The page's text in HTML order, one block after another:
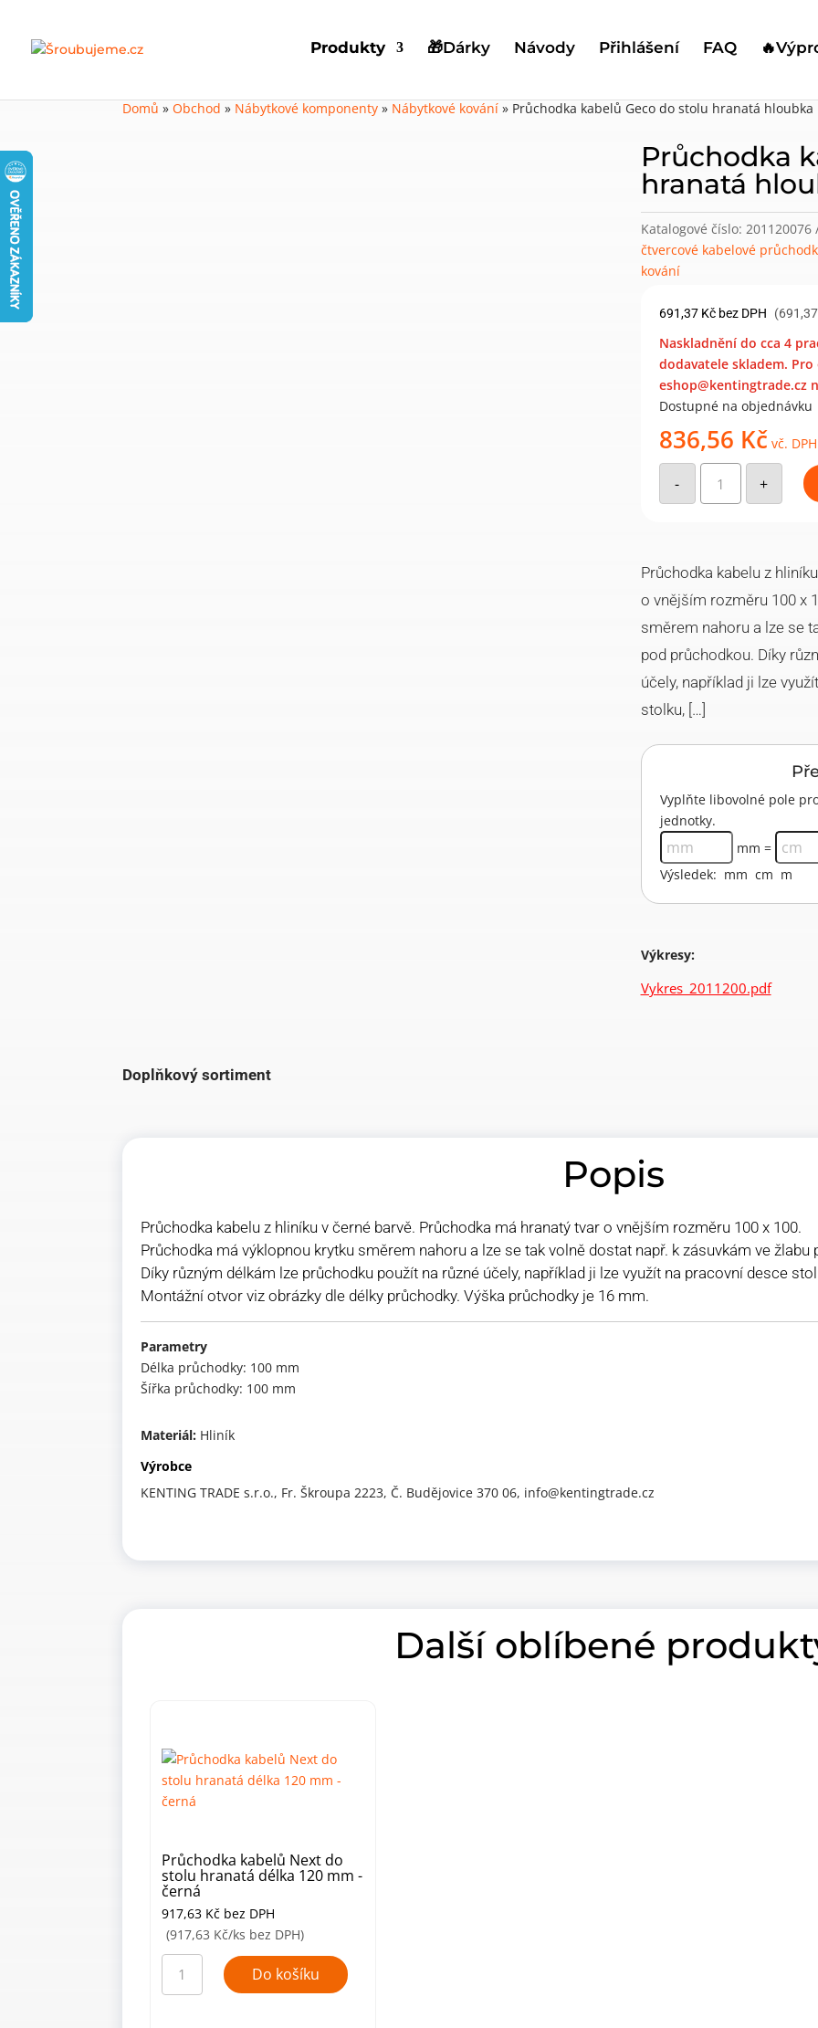
Produkty 🎁Dárky Návody Přihlášení FAQ
Domů »Obchod » Nábytkové komponenty » Nábytkové kování » Průchodka kabelů Geco do stolu hranatá hloubka
Průchodka
hranatá
Katalogové číslo: 201120076
čtvercové kabelové
kování
691,37 Kč bez DPH
Naskladnění do cca 4
dodavatele skladem.
eshop@kentingtrade.cz
Dostupné na objednávku
836,56 Kč vč. DPH
-
Průchodka
kabelů
Geco
do
mm
-
černá
množství
+
Průchodka kabelu z
o vnějším rozměru 100 x
směrem nahoru a lze se
pod průchodkou. Díky
účely, například ji lze
stolku, […]
Vyplňte libovolné pole
jednotky.
mm =
Výsledek: mm cm m
Výkresy:
Vykres_2011200.pdf
Doplňkový sortiment
Popis
Průchodka kabelu z hliníku v černé barvě. Průchodka má hranatý tvar o vnějším rozměru 100 x 100.
Průchodka má výklopnou krytku směrem nahoru a lze se tak volně dostat např. k zásuvkám ve žlabu
Díky různým délkám lze průchodku použít na různé účely, například ji lze využít na pracovní desce
Montážní otvor viz obrázky dle délky průchodky. Výška průchodky je 16 mm.
Parametry
Délka průchodky: 100 mm
Šířka průchodky: 100 mm
Materiál: Hliník
Výrobce
KENTING TRADE s.r.o., Fr. Škroupa 2223, Č. Budějovice 370 06, info@kentingtrade.cz
Další oblíbené
Průchodka kabelů Next do
stolu hranatá délka 120 mm -
černá
917,63 Kč bez DPH
(917,63 Kč/ks bez DPH)
Průchodka
kabelů
Next
do
Do košíku